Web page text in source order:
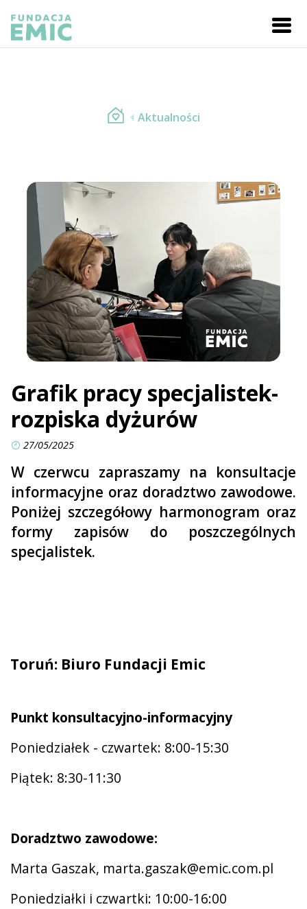
Aktualności
Grafik pracy specjalistek-
rozpiska dyżurów
27/05/2025
W czerwcu zapraszamy na konsultacje
informacyjne oraz doradztwo zawodowe.
Poniżej szczegółowy harmonogram oraz
formy zapisów do poszczególnych
specjalistek.
Toruń: Biuro Fundacji Emic
Punkt konsultacyjno-informacyjny
Poniedziałek - czwartek: 8:00-15:30
Piątek: 8:30-11:30
Doradztwo zawodowe:
Marta Gaszak, marta.gaszak@emic.com.pl
Poniedziałki i czwartki: 10:00-16:00